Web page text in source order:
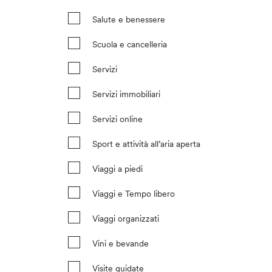
Salute e benessere
Scuola e cancelleria
Servizi
Servizi immobiliari
Servizi online
Sport e attività all’aria aperta
Viaggi a piedi
Viaggi e Tempo libero
Viaggi organizzati
Vini e bevande
Visite guidate